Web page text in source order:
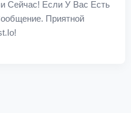
Сейчас! Если У Вас Есть
Приятной